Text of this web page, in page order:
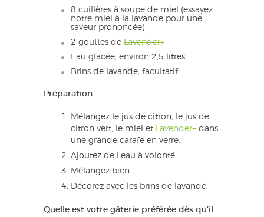
8 cuillères à soupe de miel (essayez
notre miel à la lavande pour une
saveur prononcée)
2 gouttes de Lavender+
Eau glacée, environ 2,5 litres
Brins de lavande, facultatif
Préparation
Mélangez le jus de citron, le jus de
citron vert, le miel et Lavender+ dans
une grande carafe en verre.
Ajoutez de l’eau à volonté.
Mélangez bien.
Décorez avec les brins de lavande.
Quelle est votre gâterie préférée dès qu’il